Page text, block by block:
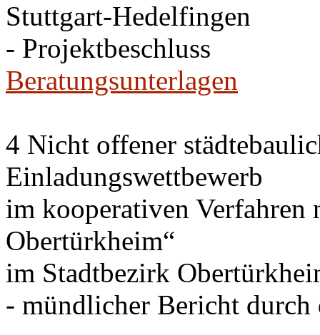
Stuttgart-Hedelfingen
- Projektbeschluss
Beratungsunterlagen
4 Nicht offener
Einladungswettbewerb
im kooperativen Verfahren
Obertürkheim“
im Stadtbezirk
- mündlicher Bericht